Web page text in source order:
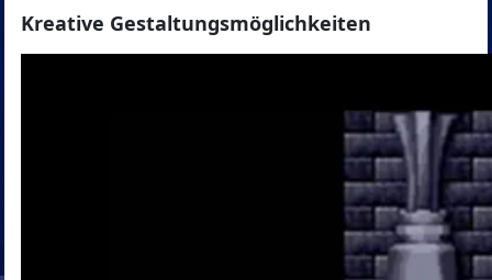
Kreative Gestaltungsmöglichkeiten